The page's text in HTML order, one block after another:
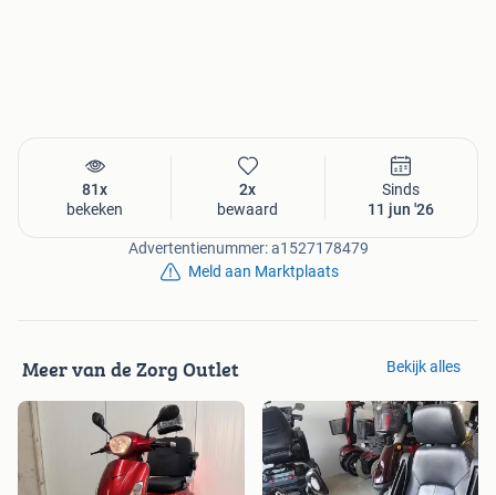
81x
bekeken
2x
bewaard
Sinds
11 jun '26
Advertentienummer: a1527178479
Meld aan Marktplaats
Meer van de Zorg Outlet Bekijk alles